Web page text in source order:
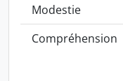
Modestie
Compréhension